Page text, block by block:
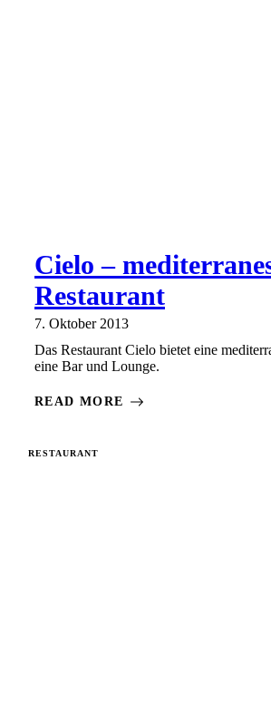
Cielo –
Restaurant
7. Oktober 2013
Das Restaurant Cielo bietet eine
eine Bar und Lounge.
READ MORE
RESTAURANT